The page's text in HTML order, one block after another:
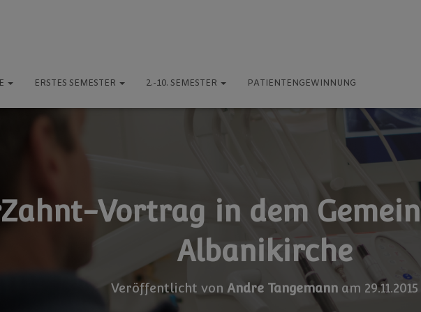
ERSTES SEMESTER 2.-10. SEMESTER PATIENTENGEWINNUNG
Vortrag in dem
Albanikirche
Veröffentlicht von Andre Tangemann am 29.11.2015